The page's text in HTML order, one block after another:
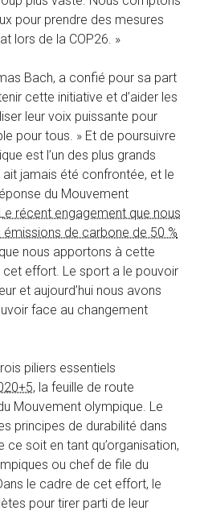
pour prendre des mesures
lors de la COP26. »
Bach, a confié pour sa part
cette initiative et d’aider les
leur voix puissante pour
pour tous. » Et de poursuivre
est l’un des plus grands
ait jamais été confrontée, et le
du Mouvement
Le récent engagement que nous
de carbone de 50 %
nous apportons à cette
cet effort. Le sport a le pouvoir
et aujourd’hui nous avons
face au changement
piliers essentiels
, la feuille de route
Mouvement olympique. Le
principes de durabilité dans
soit en tant qu’organisation,
ou chef de file du
le cadre de cet effort, le
pour tirer parti de leur